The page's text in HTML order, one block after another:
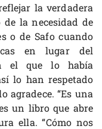
la verdadera
la necesidad de
o de Safo cuando
en lugar del
el que lo había
lo han respetado
agradece. “Es una
un libro que abre
ella. “Cómo nos